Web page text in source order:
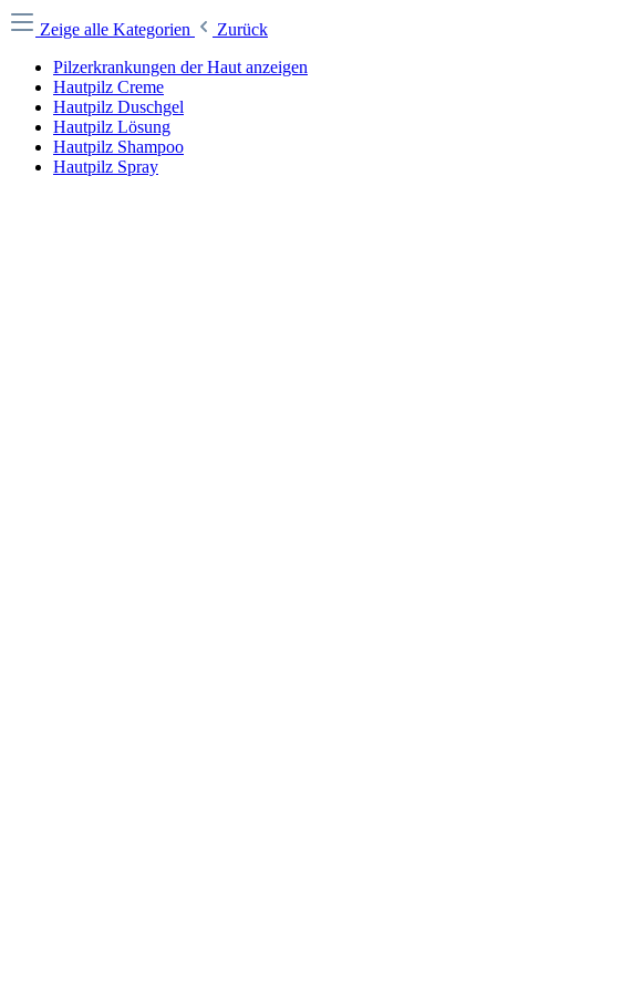
Zeige alle Kategorien
Zurück
Pilzerkrankungen der Haut anzeigen
Hautpilz Creme
Hautpilz Duschgel
Hautpilz Lösung
Hautpilz Shampoo
Hautpilz Spray